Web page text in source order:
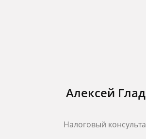
Алексей
Налоговый